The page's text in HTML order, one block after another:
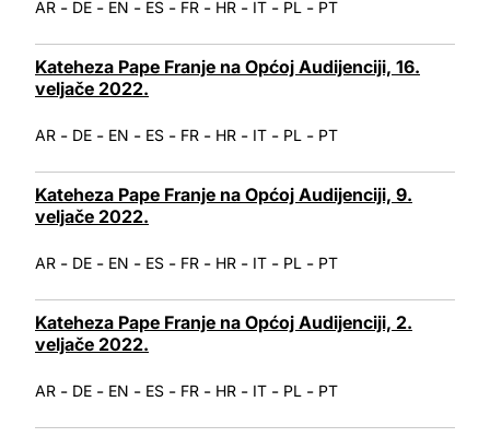
AR - DE - EN - ES - FR - HR - IT - PL - PT
Kateheza Pape Franje na Općoj Audijenciji, 16.
veljače 2022.
AR - DE - EN - ES - FR - HR - IT - PL - PT
Kateheza Pape Franje na Općoj Audijenciji, 9.
veljače 2022.
AR - DE - EN - ES - FR - HR - IT - PL - PT
Kateheza Pape Franje na Općoj Audijenciji, 2.
veljače 2022.
AR - DE - EN - ES - FR - HR - IT - PL - PT